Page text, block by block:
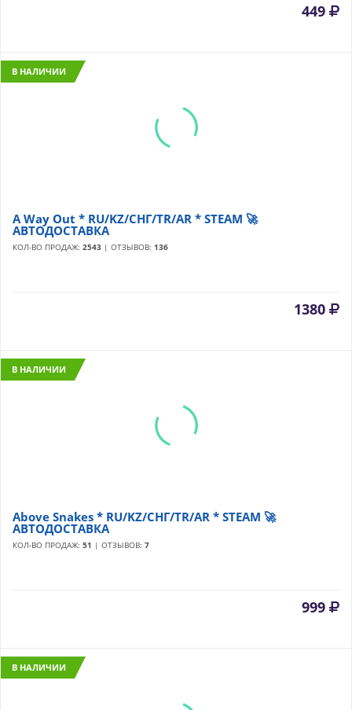
449
В НАЛИЧИИ
A Way Out * RU/KZ/СНГ/TR/AR * STEAM 🚀
АВТОДОСТАВКА
КОЛ-ВО ПРОДАЖ: 2543 | ОТЗЫВОВ: 136
1380
В НАЛИЧИИ
Above Snakes * RU/KZ/СНГ/TR/AR * STEAM 🚀
АВТОДОСТАВКА
КОЛ-ВО ПРОДАЖ: 51 | ОТЗЫВОВ: 7
999
В НАЛИЧИИ